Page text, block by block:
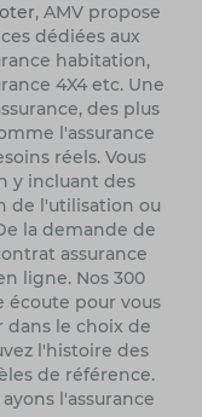
, AMV propose
dédiées aux
habitation,
4X4 etc. Une
des plus
l'assurance
réels. Vous
y incluant des
de l'utilisation ou
la demande de
assurance
ligne. Nos 300
écoute pour vous
dans le choix de
l'histoire des
de référence.
l'assurance